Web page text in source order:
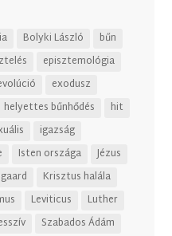
Bolyki László
bűn
episztemológia
exodusz
helyettes bűnhődés
hit
igazság
Isten országa
Jézus
Krisztus halála
Leviticus
Luther
Szabados Ádám